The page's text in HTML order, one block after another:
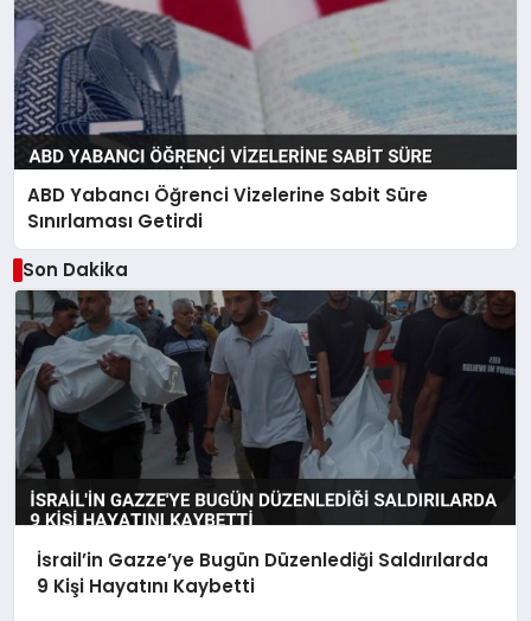
ABD Yabancı Öğrenci Vizelerine Sabit Süre
Sınırlaması Getirdi
Son Dakika
İsrail’in Gazze’ye Bugün Düzenlediği Saldırılarda
9 Kişi Hayatını Kaybetti